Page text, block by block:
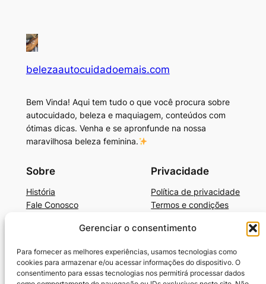
Gerenciar o consentimento
Para fornecer as melhores experiências, usamos tecnologias como
cookies para armazenar e/ou acessar informações do dispositivo. O
consentimento para essas tecnologias nos permitirá processar dados
belezaautocuidadoemais.com
Bem Vinda! Aqui tem tudo o que você procura sobre
autocuidado, beleza e maquiagem, conteúdos com
ótimas dicas. Venha e se apronfunde na nossa
maravilhosa beleza feminina.
Sobre
História
Fale Conosco
Privacidade
Política de privacidade
Termos e condições
Beleza, Autocuidado e Mais
BelezaAutocuidadoE+Dicas de Produtos
Cronograma Capilar
SkinCare Prático e Barato